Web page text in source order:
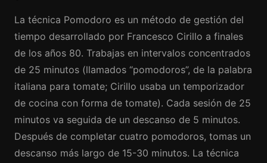
La técnica Pomodoro es un método de gestión del
tiempo desarrollado por Francesco Cirillo a finales
de los años 80. Trabajas en intervalos concentrados
de 25 minutos (llamados “pomodoros”, de la palabra
italiana para tomate; Cirillo usaba un temporizador
de cocina con forma de tomate). Cada sesión de 25
minutos va seguida de un descanso de 5 minutos.
Después de completar cuatro pomodoros, tomas un
descanso más largo de 15-30 minutos. La técnica